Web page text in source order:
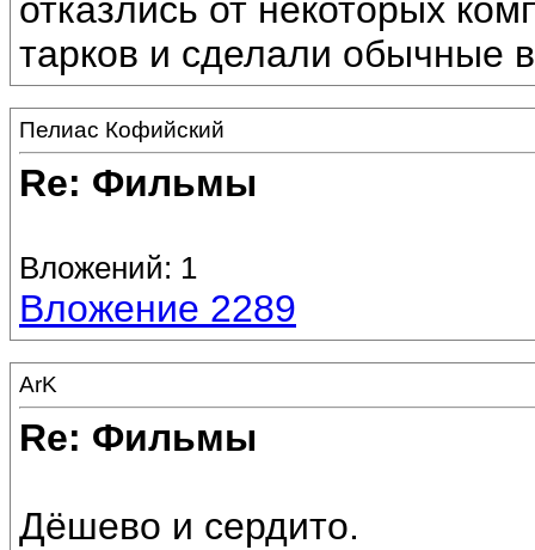
отказлись от некоторых
тарков и сделали обычные
Пелиас Кофийский
Re: Фильмы
Вложений: 1
Вложение 2289
ArK
Re: Фильмы
Дёшево и сердито.